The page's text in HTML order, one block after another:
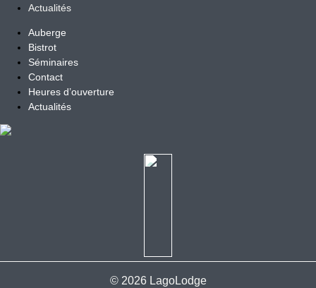
Actualités
Auberge
Bistrot
Séminaires
Contact
Heures d’ouverture
Actualités
© 2026 LagoLodge